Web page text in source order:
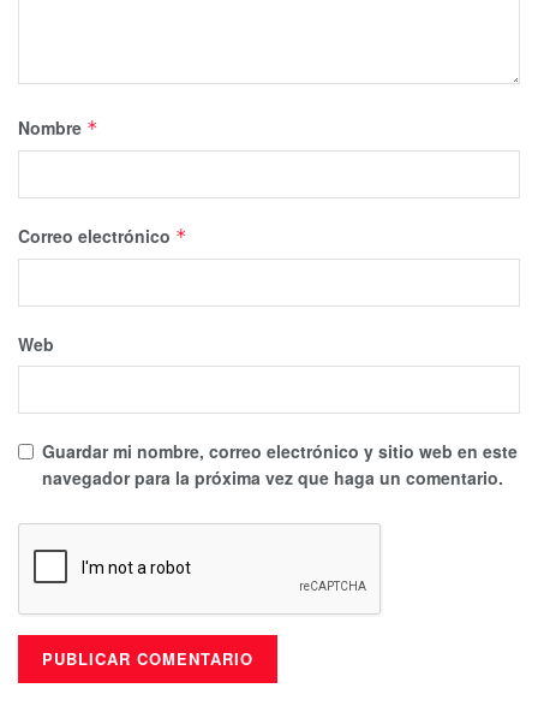
Nombre *
Correo electrónico *
Web
Guardar mi nombre, correo electrónico y sitio web en este
navegador para la próxima vez que haga un comentario.